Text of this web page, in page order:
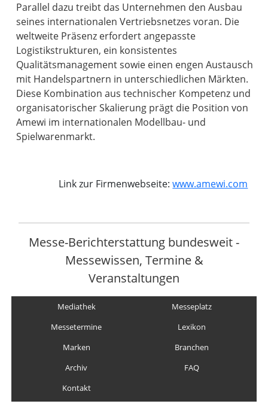
Parallel dazu treibt das Unternehmen den Ausbau
seines internationalen Vertriebsnetzes voran. Die
weltweite Präsenz erfordert angepasste
Logistikstrukturen, ein konsistentes
Qualitätsmanagement sowie einen engen Austausch
mit Handelspartnern in unterschiedlichen Märkten.
Diese Kombination aus technischer Kompetenz und
organisatorischer Skalierung prägt die Position von
Amewi im internationalen Modellbau- und
Spielwarenmarkt.
Link zur Firmenwebseite:www.amewi.com
Messe-Berichterstattung bundesweit -
Messewissen, Termine &
Veranstaltungen
Mediathek
Messeplatz
Messetermine
Lexikon
Marken
Branchen
Archiv
FAQ
Kontakt